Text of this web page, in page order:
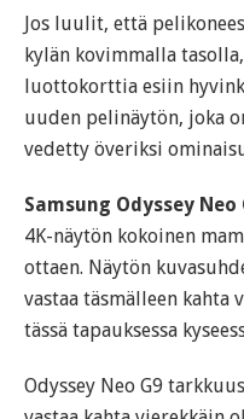
Jos luulit, että
kylän kovimmalla
luottokorttia esiin
uuden pelinäytön, joka
vedetty överiksi
Samsung Odyssey Neo
4K-näytön kokoinen
ottaen. Näytön
vastaa täsmälleen kahta
tässä tapauksessa
Odyssey Neo G9